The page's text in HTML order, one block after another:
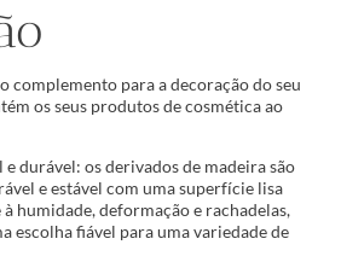
complemento para a decoração do seu
os seus produtos de cosmética ao
durável: os derivados de madeira são
e estável com uma superfície lisa
humidade, deformação e rachadelas,
escolha fiável para uma variedade de